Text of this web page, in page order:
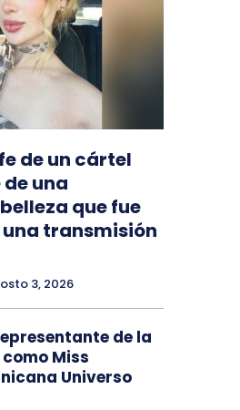
de un cártel
una
que fue
transmisión
3, 2026
de la
Miss
Universo